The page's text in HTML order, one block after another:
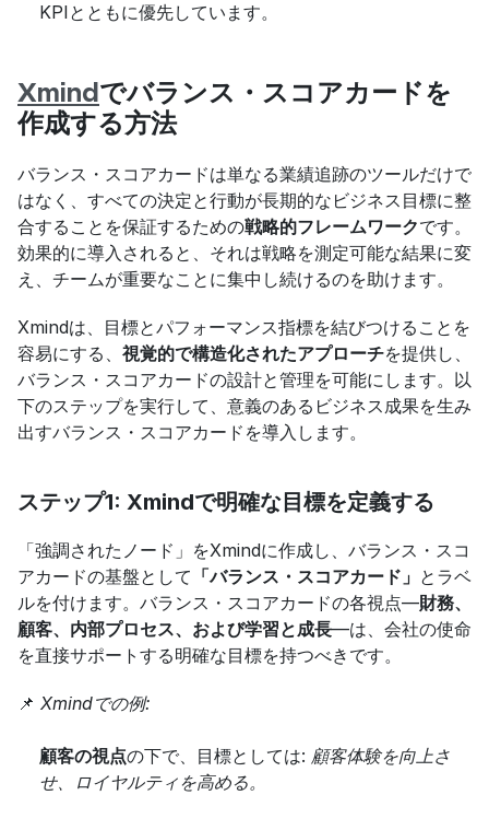
KPIとともに優先しています。
Xmind でバランス・スコアカードを
作成する方法
バランス・スコアカードは単なる業績追跡のツールだけで
はなく、すべての決定と行動が長期的なビジネス目標に整
合することを保証するための戦略的フレームワークです。
効果的に導入されると、それは戦略を測定可能な結果に変
え、チームが重要なことに集中し続けるのを助けます。
Xmindは、目標とパフォーマンス指標を結びつけることを
容易にする、 視覚的で構造化されたアプローチを提供し、
バランス・スコアカードの設計と管理を可能にします。以
下のステップを実行して、意義のあるビジネス成果を生み
出すバランス・スコアカードを導入します。
ステップ1: Xmindで明確な目標を定義する
「強調されたノード」をXmindに作成し、バランス・スコ
アカードの基盤として 「バランス・スコアカード」 とラベ
ルを付けます。バランス・スコアカードの各視点—財務、
顧客、内部プロセス、および学習と成長—は、会社の使命
を直接サポートする明確な目標を持つべきです。
📌 Xmindでの例:
顧客の視点の下で、目標としては: 顧客体験を向上さ
せ、ロイヤルティを高める。